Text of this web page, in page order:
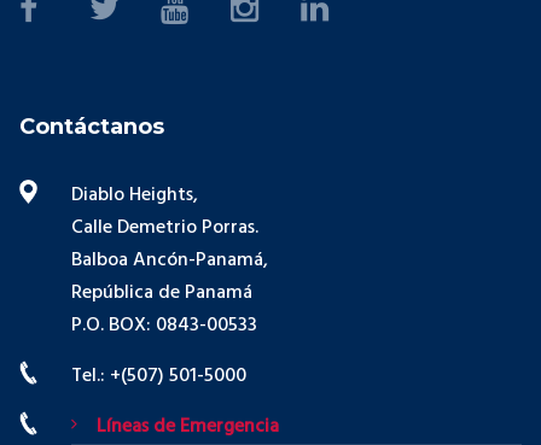
Contáctanos
Diablo Heights,
Calle Demetrio Porras.
Balboa Ancón-Panamá,
República de Panamá
P.O. BOX: 0843-00533
Tel.: +(507) 501-5000
Líneas de Emergencia